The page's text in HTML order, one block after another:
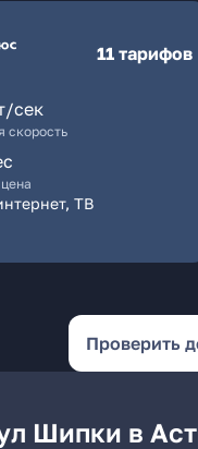
11 тарифов
сек
скорость
ТВ
Проверить
Шипки в